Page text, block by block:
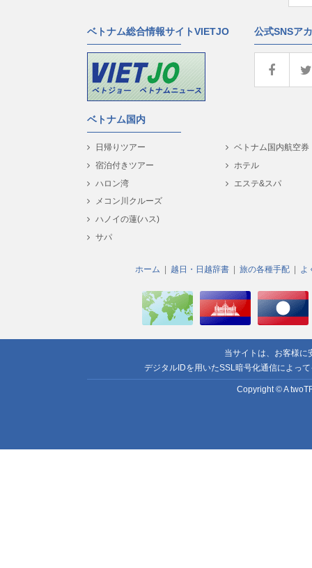
ベトナム総合情報サイトVIETJO 公式SNSア
ベトナム国内
日帰りツアー
宿泊付きツアー
ハロン湾
メコン川クルーズ
ハノイの蓮(ハス)
サパ
ベトナム国内航空券
ホテル
エステ&スパ
ホーム 越日・日越辞書 旅の各種手配 よ
当サイトは、お客様に
デジタルIDを用いたSSL暗号化通信によっ
Copyright © A